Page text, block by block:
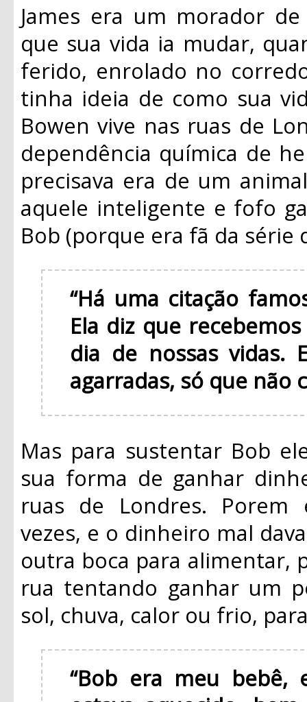
James era um morador
que sua vida ia mudar,
ferido, enrolado no
tinha ideia de como sua
Bowen vive nas ruas de
dependência química de
precisava era de um
aquele inteligente e fofo
Bob (porque era fã da série
“Há uma citação
Ela diz que
dia de nossas vidas.
agarradas, só que não
Mas para sustentar Bob
sua forma de ganhar
ruas de Londres. Porem
vezes, e o dinheiro mal
outra boca para alimentar,
rua tentando ganhar um
sol, chuva, calor ou frio,
“Bob era meu